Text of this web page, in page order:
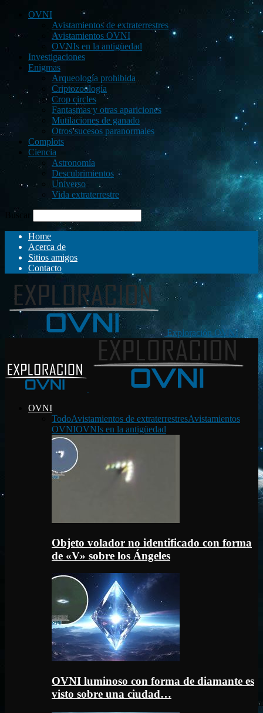
OVNI
Avistamientos de extraterrestres
Avistamientos OVNI
OVNIs en la antigüedad
Investigaciones
Enigmas
Arqueología prohibida
Criptozoología
Crop circles
Fantasmas y otras apariciones
Mutilaciones de ganado
Otros sucesos paranormales
Complots
Ciencia
Astronomía
Descubrimientos
Universo
Vida extraterrestre
Buscar
Home
Acerca de
Sitios amigos
Contacto
Exploración OVNI
OVNI
TodoAvistamientos de extraterrestresAvistamientos
OVNIOVNIs en la antigüedad
Objeto volador no identificado con forma
de «V» sobre los Ángeles
OVNI luminoso con forma de diamante es
visto sobre una ciudad…